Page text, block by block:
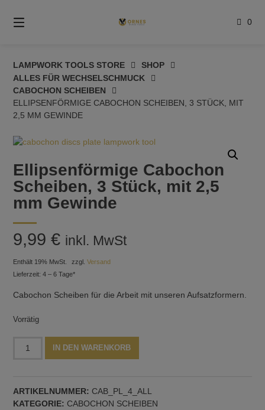
zum
Inhalt
0
LAMPWORK TOOLS STORE
SHOP
ALLES FÜR WECHSELSCHMUCK
CABOCHON SCHEIBEN
ELLIPSENFÖRMIGE CABOCHON SCHEIBEN, 3 STÜCK, MIT
2,5 MM GEWINDE
Ellipsenförmige Cabochon
Scheiben, 3 Stück, mit 2,5
mm Gewinde
9,99€ inkl. MwSt
Enthält 19% MwSt. zzgl.Versand
Lieferzeit: 4 – 6 Tage*
Cabochon Scheiben für die Arbeit mit unseren Aufsatzformern.
Vorrätig
Stück,
mit
IN DEN WARENKORB
ARTIKELNUMMER: CAB_PL_4_ALL
KATEGORIE: CABOCHON SCHEIBEN